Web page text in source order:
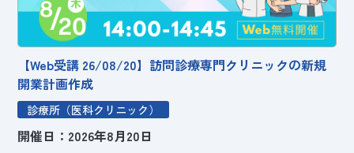
【Web受講 26/08/20】訪問診療専門クリニックの新規
開業計画作成
診療所（医科クリニック）
開催日：2026年8月20日